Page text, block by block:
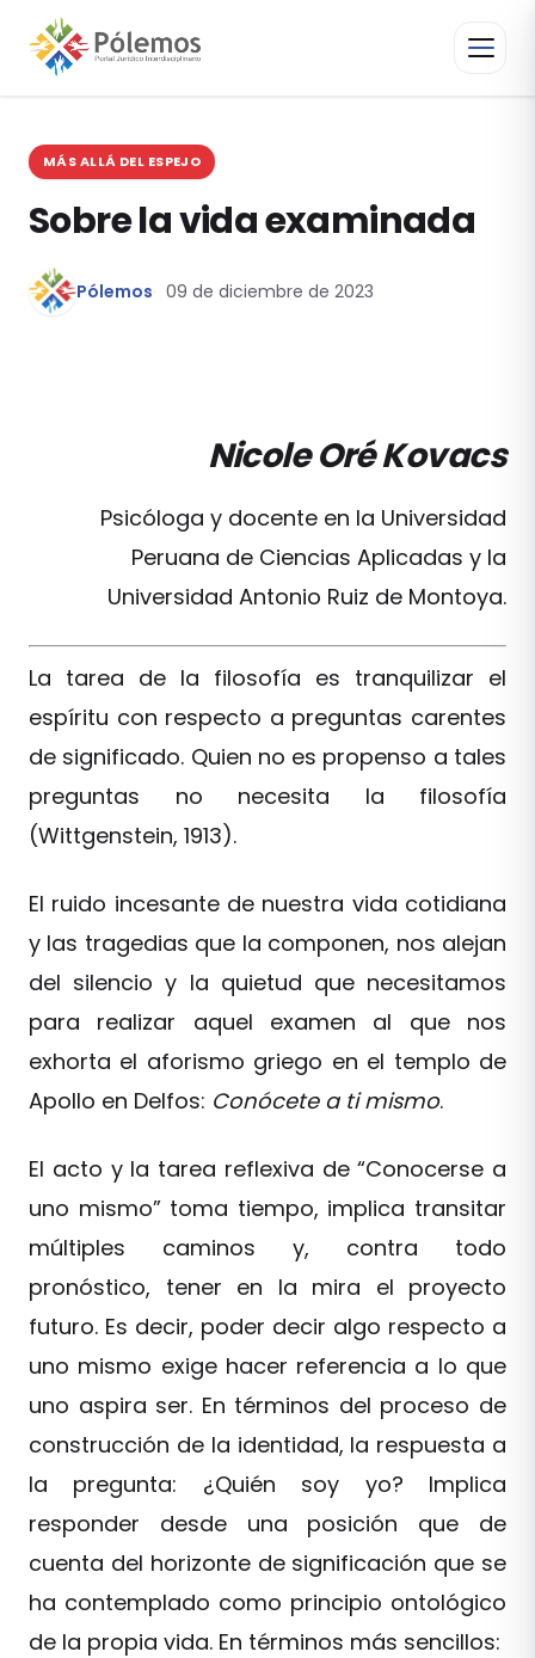
MÁS ALLÁ DEL ESPEJO
Sobre la vida examinada
Pólemos 09 de diciembre de 2023
Nicole Oré Kovacs
Psicóloga y docente en la Universidad
Peruana de Ciencias Aplicadas y la
Universidad Antonio Ruiz de Montoya.
La tarea de la filosofía es tranquilizar el
espíritu con respecto a preguntas carentes
de significado. Quien no es propenso a tales
preguntas no necesita la filosofía
(Wittgenstein, 1913).
El ruido incesante de nuestra vida cotidiana
y las tragedias que la componen, nos alejan
del silencio y la quietud que necesitamos
para realizar aquel examen al que nos
exhorta el aforismo griego en el templo de
Apollo en Delfos: Conócete a ti mismo.
El acto y la tarea reflexiva de “Conocerse a
uno mismo” toma tiempo, implica transitar
múltiples caminos y, contra todo
pronóstico, tener en la mira el proyecto
futuro. Es decir, poder decir algo respecto a
uno mismo exige hacer referencia a lo que
uno aspira ser. En términos del proceso de
construcción de la identidad, la respuesta a
la pregunta: ¿Quién soy yo? Implica
responder desde una posición que de
cuenta del horizonte de significación que se
ha contemplado como principio ontológico
de la propia vida. En términos más sencillos: